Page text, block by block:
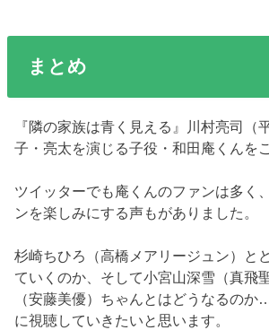
まとめ
『隣の家族は青く見える』川村亮司（
子・亮太を演じる子役・和田庵くんを
ツイッターでも庵くんのファンは多く
ンを楽しみにする声もがありました。
杉崎ちひろ（高橋メアリージュン）と
ていくのか、そして小宮山深雪（真飛
（安藤美優）ちゃんとはどうなるの
に視聴していきたいと思います。